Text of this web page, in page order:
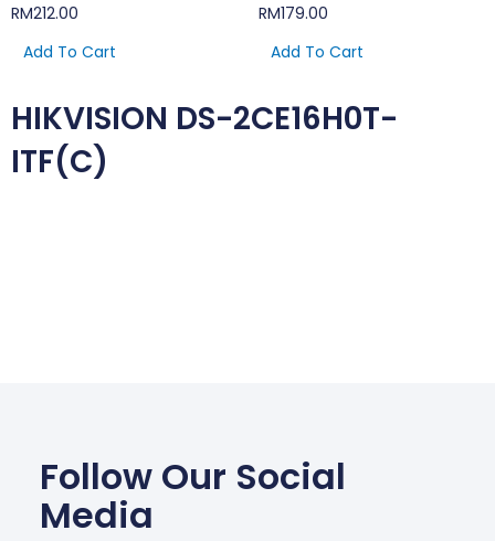
RM212.00
Add To Cart
RM179.00
Add To Cart
HIKVISION DS-2CE16H0T-
ITF(C)
Follow Our Social
Media